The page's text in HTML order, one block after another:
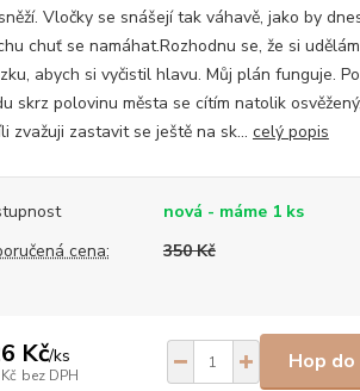
Vločky se snášejí tak váhavě, jako by
chuť se namáhat.Rozhodnu se, že si
abych si vyčistil hlavu. Můj plán funguje.
skrz polovinu města se cítím natolik
zvažuji zastavit se ještě na sk... celý popis
nová - máme 1 ks
cena:
350 Kč
Kč/ks
bez DPH
Hop